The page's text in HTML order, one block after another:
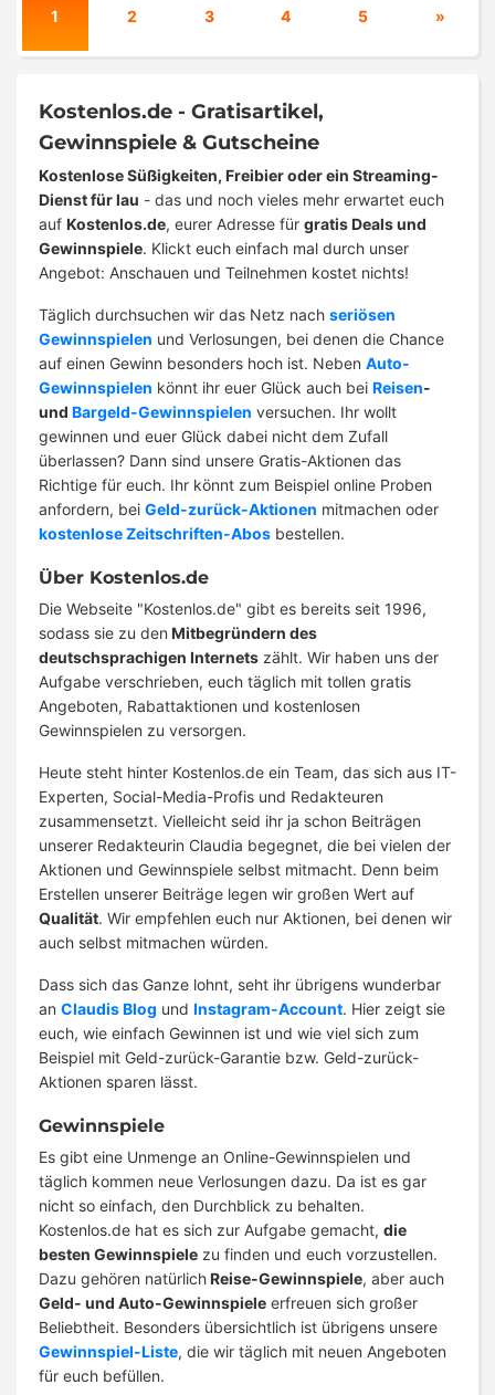
1 2 3 4 5 »
Kostenlos.de - Gratisartikel,
Gewinnspiele & Gutscheine
Kostenlose Süßigkeiten, Freibier oder ein Streaming-
Dienst für lau - das und noch vieles mehr erwartet euch
auf Kostenlos.de, eurer Adresse für gratis Deals und
Gewinnspiele. Klickt euch einfach mal durch unser
Angebot: Anschauen und Teilnehmen kostet nichts!
Täglich durchsuchen wir das Netz nach seriösen
Gewinnspielen und Verlosungen, bei denen die Chance
auf einen Gewinn besonders hoch ist. Neben Auto-
Gewinnspielen könnt ihr euer Glück auch bei Reisen-
und Bargeld-Gewinnspielen versuchen. Ihr wollt
gewinnen und euer Glück dabei nicht dem Zufall
überlassen? Dann sind unsere Gratis-Aktionen das
Richtige für euch. Ihr könnt zum Beispiel online Proben
anfordern, bei Geld-zurück-Aktionen mitmachen oder
kostenlose Zeitschriften-Abos bestellen.
Über Kostenlos.de
Die Webseite "Kostenlos.de" gibt es bereits seit 1996,
sodass sie zu den Mitbegründern des
deutschsprachigen Internets zählt. Wir haben uns der
Aufgabe verschrieben, euch täglich mit tollen gratis
Angeboten, Rabattaktionen und kostenlosen
Gewinnspielen zu versorgen.
Heute steht hinter Kostenlos.de ein Team, das sich aus IT-
Experten, Social-Media-Profis und Redakteuren
zusammensetzt. Vielleicht seid ihr ja schon Beiträgen
unserer Redakteurin Claudia begegnet, die bei vielen der
Aktionen und Gewinnspiele selbst mitmacht. Denn beim
Erstellen unserer Beiträge legen wir großen Wert auf
Qualität. Wir empfehlen euch nur Aktionen, bei denen wir
auch selbst mitmachen würden.
Dass sich das Ganze lohnt, seht ihr übrigens wunderbar
an Claudis Blog und Instagram-Account. Hier zeigt sie
euch, wie einfach Gewinnen ist und wie viel sich zum
Beispiel mit Geld-zurück-Garantie bzw. Geld-zurück-
Aktionen sparen lässt.
Gewinnspiele
Es gibt eine Unmenge an Online-Gewinnspielen und
täglich kommen neue Verlosungen dazu. Da ist es gar
nicht so einfach, den Durchblick zu behalten.
Kostenlos.de hat es sich zur Aufgabe gemacht, die
besten Gewinnspiele zu finden und euch vorzustellen.
Dazu gehören natürlichReise-Gewinnspiele, aber auch
Geld- und Auto-Gewinnspiele erfreuen sich großer
Beliebtheit. Besonders übersichtlich ist übrigens unsere
Gewinnspiel-Liste, die wir täglich mit neuen Angeboten
für euch befüllen.